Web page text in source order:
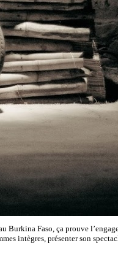
Faso, ça prouve
intègres, présenter son